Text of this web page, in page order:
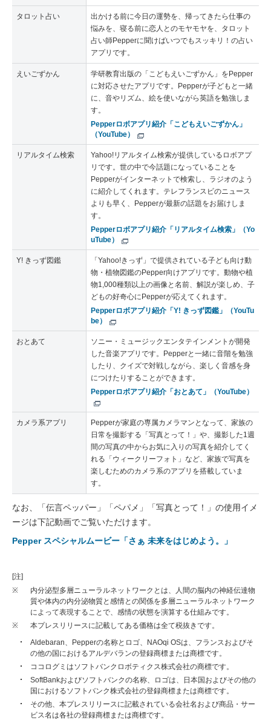
タロット占い
出かける前に今日の運勢を、帰ってきたら仕事の
悩みを、寝る前に恋人とのモヤモヤを、タロット
占い師Pepperに聞けばいつでもスッキリ！の占い
アプリです。
えいごずかん
学研教育出版の「こどもえいごずかん」をPepper
に対応させたアプリです。Pepperが子どもと一緒
に、音やリズム、絵を使いながら英語を勉強しま
す。
Pepperロボアプリ紹介「こどもえいごずかん」
（YouTube）
リアルタイム検索
Yahoo!リアルタイム検索が提供しているロボアプ
リです。世の中で今話題になっていることを
Pepperがインターネットで検索し、ラジオのよう
に紹介してくれます。テレフランスビのニュース
よりも早く、Pepperが最新の話題をお届けしま
す。
Pepperロボアプリ紹介「リアルタイム検索」（Yo
uTube）
Y! きっず図鑑
「Yahoo!きっず」で提供されている子ども向け動
物・植物図鑑のPepper向けアプリです。動物や植
物1,000種類以上の画像と名前、解説が楽しめ、子
どもの好奇心にPepperが応えてくれます。
Pepperロボアプリ紹介「Y! きっず図鑑」（YouTu
be）
おとあて
ソニー・ミュージックエンタテインメントが開発
した音楽アプリです。Pepperと一緒に音階を勉強
したり、クイズで対戦しながら、楽しく音感を身
につけたりすることができます。
Pepperロボアプリ紹介「おとあて」（YouTube）
カメラ系アプリ
Pepperが家庭の専属カメラマンとなって、家族の
日常を撮影する「写真とって！」や、撮影した1週
間の写真の中からお気に入りの写真を紹介してく
れる「ウィークリーフォト」など、家族で写真を
楽しむためのカメラ系のアプリを搭載していま
す。
なお、「伝言ペッパー」「ペパメ」「写真とって！」の使用イメ
ージは下記動画でご覧いただけます。
Pepper スペシャルムービー「さぁ 未来をはじめよう。」
[注]
※
内分泌型多層ニューラルネットワークとは、人間の脳内の神経伝達物
質や体内の内分泌物質と感情との関係を多層ニューラルネットワーク
によって表現することで、感情の状態を演算する仕組みです。
※
本プレスリリースに記載してある価格は全て税抜きです。
Aldebaran、Pepperの名称とロゴ、NAOqi OSは、フランスおよびそ
の他の国におけるアルデバランの登録商標または商標です。
ココログミはソフトバンクロボティクス株式会社の商標です。
SoftBankおよびソフトバンクの名称、ロゴは、日本国およびその他の
国におけるソフトバンク株式会社の登録商標または商標です。
その他、本プレスリリースに記載されている会社名および商品・サー
ビス名は各社の登録商標または商標です。